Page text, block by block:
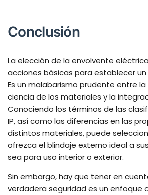
Conclusión
La elección de la envolvente
acciones básicas para establecer
Es un malabarismo prudente entre
ciencia de los materiales y la
Conociendo los términos de las
IP, así como las diferencias en las
distintos materiales, puede
ofrezca el blindaje externo ideal a
sea para uso interior o exterior.
Sin embargo, hay que tener en
verdadera seguridad es un enfoque